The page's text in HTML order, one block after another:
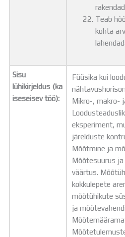
Teab
kohta
Sisu
lühikirjeldus (ka
iseseisev töö):
Füüsika kui
Mikro-, makro-
eksperiment,
järelduste
Mõõtmine ja
Mõõtesuurus
väärtus.
kokkulepete
mõõtühikute
ja